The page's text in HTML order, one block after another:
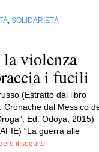
SOLIDARIETÀ
la violenza
i fucili
(Estratto dal libro
Cronache dal Messico
Ed. Odoya, 2015)
“La guerra alle
il seguito